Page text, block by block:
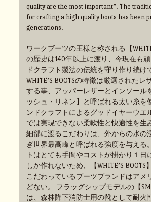
quality are the most important”. The
for crafting a high quality boots has been
generations.
ワークブーツの王様と称される【
の歴史は140年以上に渡り、今現在も
ドクラフト製法の伝統を守り作り続け
WHITE’S BOOTSの特徴は厳選されたレ
する事、アッパーレザーとインソール
ッシュ・リネン】と呼ばれる太い糸を
ンドクラフトによるグッドイヤーウエ
では実現できない柔軟性と快適性を生
細部に渡るこだわりは、外からの水の
ぎ世界最高峰と呼ばれる強度を与える
トはとても手間やコストが掛かり１日
しか作れないため、【WHITE’S BOOTS
こだわっているブーツブランドはアメ
どない。 フラッグシップモデルの【
は、森林降下消防士用の靴として耐火